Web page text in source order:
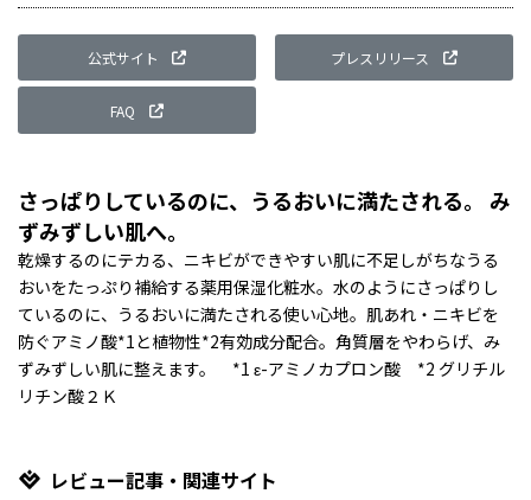
公式サイト プレスリリース
FAQ
さっぱりしているのに、うるおいに満たされる。 み
ずみずしい肌へ。
乾燥するのにテカる、ニキビができやすい肌に不足しがちなうる
おいをたっぷり補給する薬用保湿化粧水。水のようにさっぱりし
ているのに、うるおいに満たされる使い心地。肌あれ・ニキビを
防ぐアミノ酸*1と植物性*2有効成分配合。角質層をやわらげ、み
ずみずしい肌に整えます。 *1 ε-アミノカプロン酸 *2 グリチル
リチン酸２Ｋ
レビュー記事・関連サイト